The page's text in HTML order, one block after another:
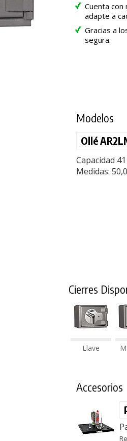
Cuenta
adapte a
Gracias a
segura.
Modelos
Capacidad
Medidas:
Cierres
Llave
Accesorios